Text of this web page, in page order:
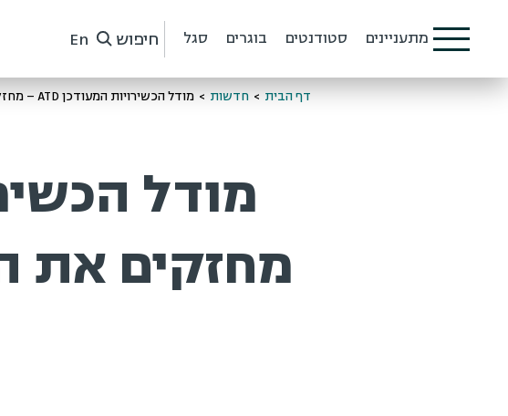
מתעניינים סטודנטים בוגרים סגל חיפוש En
דף הבית > חדשות > מודל הכשירויות המעודכן ATD – מחזקים את הבסיס, מתכוננים למחר
מחזקים את